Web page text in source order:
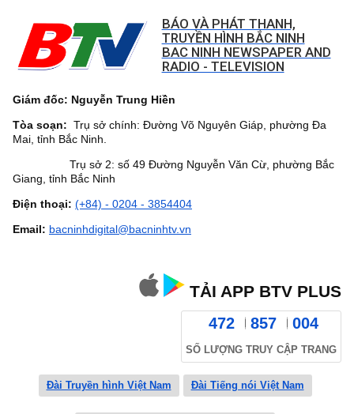
BÁO VÀ PHÁT THANH,
TRUYỀN HÌNH BẮC NINH
BAC NINH NEWSPAPER AND
RADIO - TELEVISION
Giám đốc: Nguyễn Trung Hiền
Tòa soạn: Trụ sở chính: Đường Võ Nguyên Giáp, phường Đa
Mai, tỉnh Bắc Ninh.
Trụ sở 2: số 49 Đường Nguyễn Văn Cừ, phường Bắc
Giang, tỉnh Bắc Ninh
Điện thoại: (+84) - 0204 - 3854404
Email: bacninhdigital@bacninhtv.vn
TẢI APP BTV PLUS
472 857 004
SỐ LƯỢNG TRUY CẬP TRANG
Đài Truyền hình Việt Nam Đài Tiếng nói Việt Nam